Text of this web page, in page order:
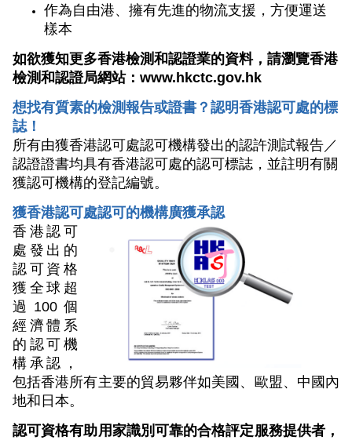
作為自由港、擁有先進的物流支援，方便運送
樣本
如欲獲知更多香港檢測和認證業的資料，請瀏覽香港
檢測和認證局網站： www.hkctc.gov.hk
想找有質素的檢測報告或證書？認明香港認可處的標
誌！
所有由獲香港認可處認可機構發出的認許測試報告／
認證證書均具有香港認可處的認可標誌，並註明有關
獲認可機構的登記編號。
獲香港認可處認可的機構廣獲承認
香港認可
處發出的
認可資格
獲全球超
過100個
經濟體系
的認可機
構承認，
包括香港所有主要的貿易夥伴如美國、歐盟、中國內
地和日本。
認可資格有助用家識別可靠的合格評定服務提供者，